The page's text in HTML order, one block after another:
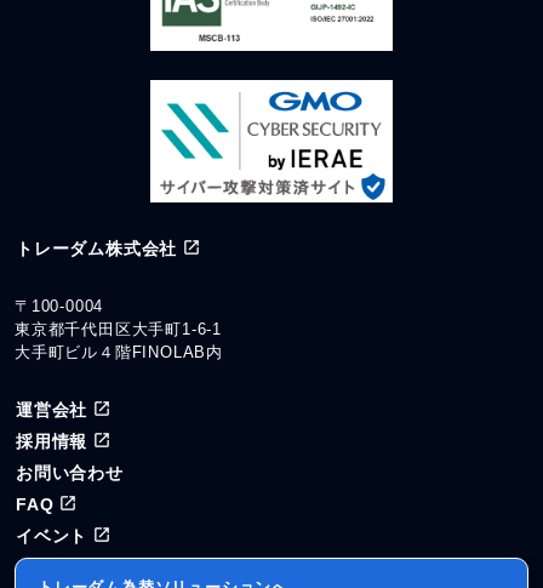
トレーダム株式会社
〒100-0004
東京都千代田区大手町1-6-1
大手町ビル４階FINOLAB内
運営会社
採用情報
お問い合わせ
FAQ
イベント